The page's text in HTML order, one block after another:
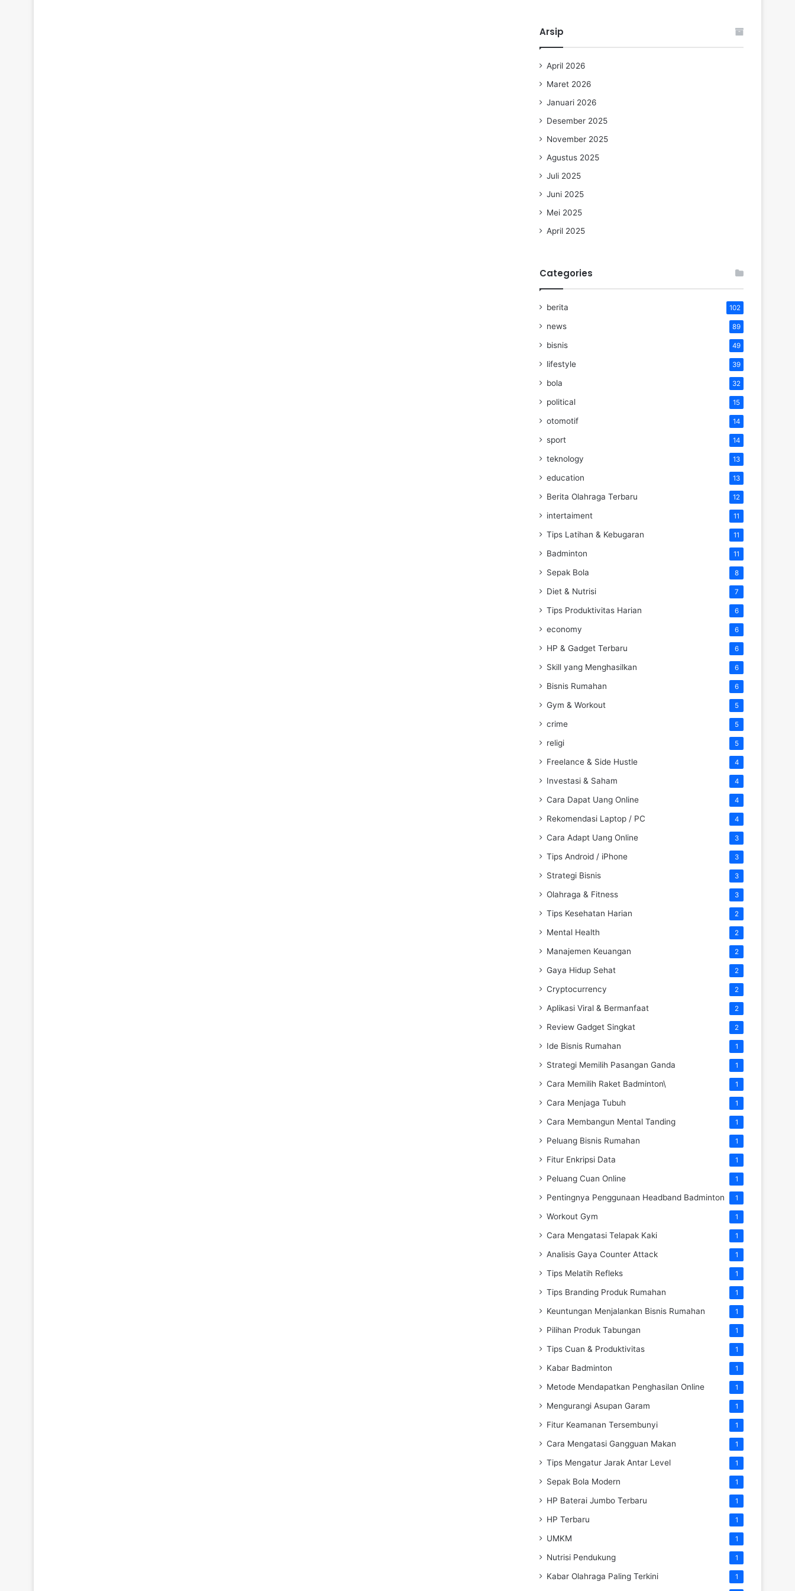
Arsip
April 2026
Maret 2026
Januari 2026
Desember 2025
November 2025
Agustus 2025
Juli 2025
Juni 2025
Mei 2025
April 2025
Categories
berita 102
news 89
bisnis 49
lifestyle 39
bola 32
political 15
otomotif 14
sport 14
teknology 13
education 13
Berita Olahraga Terbaru 12
intertaiment 11
Tips Latihan & Kebugaran 11
Badminton 11
Sepak Bola 8
Diet & Nutrisi 7
Tips Produktivitas Harian 6
economy 6
HP & Gadget Terbaru 6
Skill yang Menghasilkan 6
Bisnis Rumahan 6
Gym & Workout 5
crime 5
religi 5
Freelance & Side Hustle 4
Investasi & Saham 4
Cara Dapat Uang Online 4
Rekomendasi Laptop / PC 4
Cara Adapt Uang Online 3
Tips Android / iPhone 3
Strategi Bisnis 3
Olahraga & Fitness 3
Tips Kesehatan Harian 2
Mental Health 2
Manajemen Keuangan 2
Gaya Hidup Sehat 2
Cryptocurrency 2
Aplikasi Viral & Bermanfaat 2
Review Gadget Singkat 2
Ide Bisnis Rumahan 1
Strategi Memilih Pasangan Ganda 1
Cara Memilih Raket Badminton\ 1
Cara Menjaga Tubuh 1
Cara Membangun Mental Tanding 1
Peluang Bisnis Rumahan 1
Fitur Enkripsi Data 1
Peluang Cuan Online 1
Pentingnya Penggunaan Headband Badminton 1
Workout Gym 1
Cara Mengatasi Telapak Kaki 1
Analisis Gaya Counter Attack 1
Tips Melatih Refleks 1
Tips Branding Produk Rumahan 1
Keuntungan Menjalankan Bisnis Rumahan 1
Pilihan Produk Tabungan 1
Tips Cuan & Produktivitas 1
Kabar Badminton 1
Metode Mendapatkan Penghasilan Online 1
Mengurangi Asupan Garam 1
Fitur Keamanan Tersembunyi 1
Cara Mengatasi Gangguan Makan 1
Tips Mengatur Jarak Antar Level 1
Sepak Bola Modern 1
HP Baterai Jumbo Terbaru 1
HP Terbaru 1
UMKM 1
Nutrisi Pendukung 1
Kabar Olahraga Paling Terkini 1